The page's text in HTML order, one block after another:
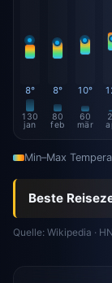
8°
130
jan
8°
80
feb
10°
60
mär
Min–Max
Beste
Quelle: Wikipedia ·